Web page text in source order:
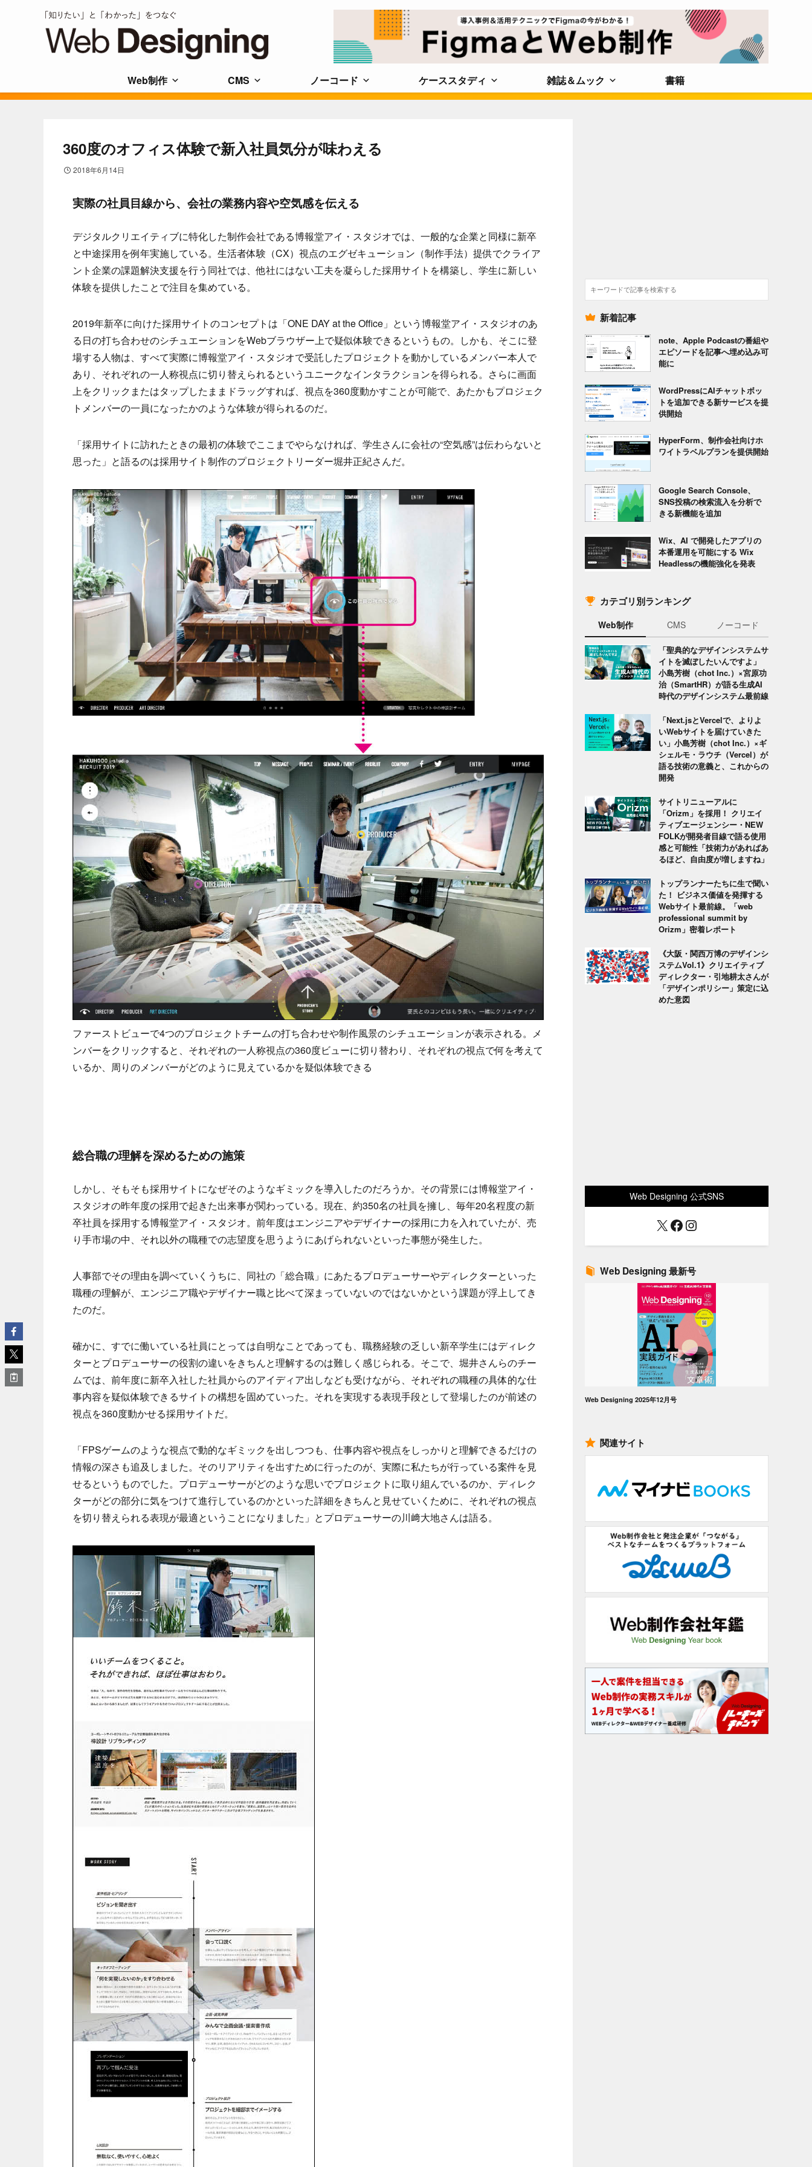
Web制作 CMS ノーコード ケーススタディ 雑誌＆ムック 書籍
360度のオフィス体験で新入社員気分が味わえる
2018年6月14日
実際の社員目線から、会社の業務内容や空気感を伝える
デジタルクリエイティブに特化した制作会社である博報堂アイ・スタジオでは、一般的な企業と同様に新卒
と中途採用を例年実施している。生活者体験（CX）視点のエグゼキューション（制作手法）提供でクライア
ント企業の課題解決支援を行う同社では、他社にはない工夫を凝らした採用サイトを構築し、学生に新しい
体験を提供したことで注目を集めている。
2019年新卒に向けた採用サイトのコンセプトは「ONE DAY at the Office」という博報堂アイ・スタジオのあ
る日の打ち合わせのシチュエーションをWebブラウザー上で疑似体験できるというもの。しかも、そこに登
場する人物は、すべて実際に博報堂アイ・スタジオで受託したプロジェクトを動かしているメンバー本人で
あり、それぞれの一人称視点に切り替えられるというユニークなインタラクションを得られる。さらに画面
上をクリックまたはタップしたままドラッグすれば、視点を360度動かすことが可能で、あたかもプロジェク
トメンバーの一員になったかのような体験が得られるのだ。
「採用サイトに訪れたときの最初の体験でここまでやらなければ、学生さんに会社の“空気感”は伝わらないと
思った」と語るのは採用サイト制作のプロジェクトリーダー堀井正紀さんだ。
ファーストビューで4つのプロジェクトチームの打ち合わせや制作風景のシチュエーションが表示される。メ
ンバーをクリックすると、それぞれの一人称視点の360度ビューに切り替わり、それぞれの視点で何を考えて
いるか、周りのメンバーがどのように見えているかを疑似体験できる
総合職の理解を深めるための施策
しかし、そもそも採用サイトになぜそのようなギミックを導入したのだろうか。その背景には博報堂アイ・
スタジオの昨年度の採用で起きた出来事が関わっている。現在、約350名の社員を擁し、毎年20名程度の新
卒社員を採用する博報堂アイ・スタジオ。前年度はエンジニアやデザイナーの採用に力を入れていたが、売
り手市場の中、それ以外の職種での志望度を思うようにあげられないといった事態が発生した。
人事部でその理由を調べていくうちに、同社の「総合職」にあたるプロデューサーやディレクターといった
職種の理解が、エンジニア職やデザイナー職と比べて深まっていないのではないかという課題が浮上してき
たのだ。
確かに、すでに働いている社員にとっては自明なことであっても、職務経験の乏しい新卒学生にはディレク
ターとプロデューサーの役割の違いをきちんと理解するのは難しく感じられる。そこで、堀井さんらのチー
ムでは、前年度に新卒入社した社員からのアイディア出しなども受けながら、それぞれの職種の具体的な仕
事内容を疑似体験できるサイトの構想を固めていった。それを実現する表現手段として登場したのが前述の
視点を360度動かせる採用サイトだ。
「FPSゲームのような視点で動的なギミックを出しつつも、仕事内容や視点をしっかりと理解できるだけの
情報の深さも追及しました。そのリアリティを出すために行ったのが、実際に私たちが行っている案件を見
せるというものでした。プロデューサーがどのような思いでプロジェクトに取り組んでいるのか、ディレク
ターがどの部分に気をつけて進行しているのかといった詳細をきちんと見せていくために、それぞれの視点
を切り替えられる表現が最適ということになりました」とプロデューサーの川﨑大地さんは語る。
検
索
新着記事
note、Apple Podcastの番組や
エピソードを記事へ埋め込み可
能に
WordPressにAIチャットボッ
トを追加できる新サービスを提
供開始
HyperForm、制作会社向けホ
ワイトラベルプランを提供開始
Google Search Console、
SNS投稿の検索流入を分析で
きる新機能を追加
Wix、AI で開発したアプリの
本番運用を可能にする Wix
Headlessの機能強化を発表
カテゴリ別ランキング
Web制作 CMS ノーコード
「聖典的なデザインシステムサ
イトを滅ぼしたいんですよ」
小島芳樹（chot Inc.）×宮原功
治（SmartHR）が語る生成AI
時代のデザインシステム最前線
「Next.jsとVercelで、よりよ
いWebサイトを届けていきた
い」小島芳樹（chot Inc.）×ギ
シェルモ・ラウチ（Vercel）が
語る技術の意義と、これからの
開発
サイトリニューアルに
「Orizm」を採用！ クリエイ
ティブエージェンシー・NEW
FOLKが開発者目線で語る使用
感と可能性「技術力があればあ
るほど、自由度が増しますね」
トップランナーたちに生で聞い
た！ ビジネス価値を発揮する
Webサイト最前線。「web
professional summit by
Orizm」密着レポート
《大阪・関西万博のデザインシ
ステムVol.1》クリエイティブ
ディレクター・引地耕太さんが
「デザインポリシー」策定に込
めた意図
Web Designing 公式SNS
X Facebook
Instagram
Web Designing 最新号
Web Designing 2025年12月号
関連サイト